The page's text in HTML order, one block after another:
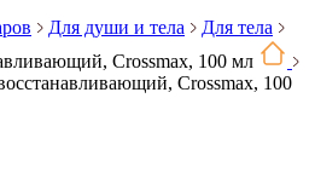
Для души и тела
Для тела
Crossmax, 100 мл
Crossmax, 100